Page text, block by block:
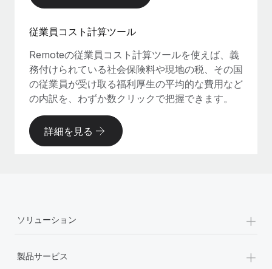
従業員コスト計算ツール
Remoteの従業員コスト計算ツールを使えば、義
務付けられている社会保険料や現地の税、その国
の従業員が受け取る福利厚生の平均的な費用など
の内訳を、わずか数クリックで把握できます。
詳細を見る
ソリューション +
製品サービス +